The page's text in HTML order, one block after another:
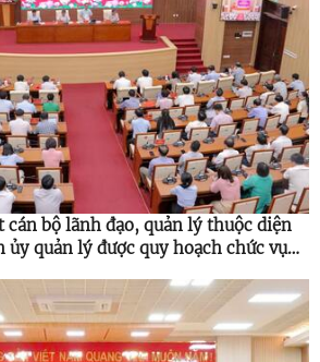
cán bộ lãnh đạo, quản lý thuộc diện
ủy quản lý được quy hoạch chức vụ